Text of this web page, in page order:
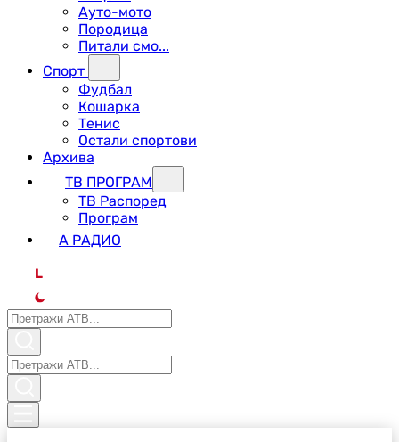
Ауто-мото
Породица
Питали смо...
Спорт
Фудбал
Кошарка
Тенис
Остали спортови
Архива
ТВ ПРОГРАМ
ТВ Распоред
Програм
А РАДИО
L